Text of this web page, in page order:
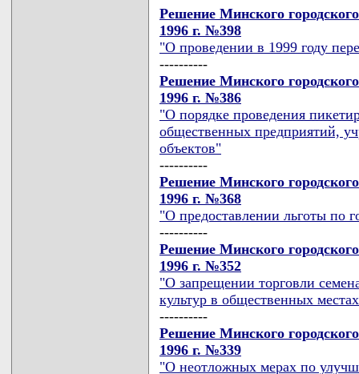
Решение Минского
1996 г. №398
"О проведении в 1999 году
----------
Решение Минского
1996 г. №386
"О порядке проведения
общественных предприятий,
объектов"
----------
Решение Минского
1996 г. №368
"О предоставлении льготы по
----------
Решение Минского
1996 г. №352
"О запрещении торговли
культур в общественных
----------
Решение Минского
1996 г. №339
"О неотложных мерах по